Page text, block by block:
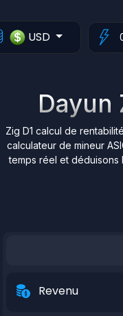
USD
Dayun
Zig D1 calcul de
calculateur de mineur
temps réel et
Revenu